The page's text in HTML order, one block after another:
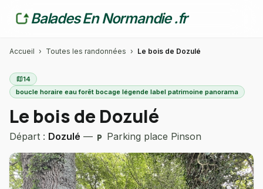
Balades En Normandie .fr
Accueil › Toutes les randonnées › Le bois de Dozulé
map14
boucle horaire eau forêt bocage légende label patrimoine panorama
Le bois de Dozulé
Départ : Dozulé — local_parking Parking place Pinson